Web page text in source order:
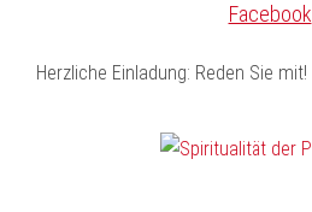
Facebook
Herzliche Einladung: Reden Sie mit!